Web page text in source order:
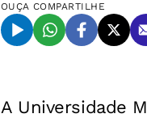
OUÇA COMPARTILHE
A Universidade